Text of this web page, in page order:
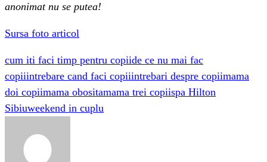
anonimat nu se putea!
Sursa foto articol
cum iti faci timp pentru copiide ce nu mai fac
copiiintrebare cand faci copiiintrebari despre copiimama
doi copiimama obositamama trei copiispa Hilton
Sibiuweekend in cuplu